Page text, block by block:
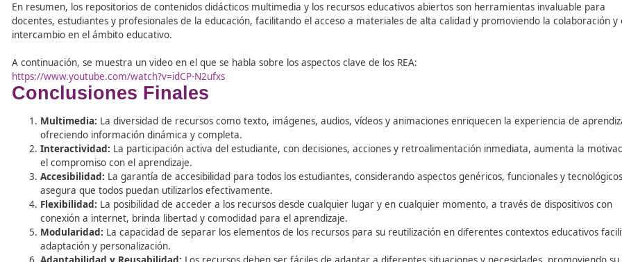
Scholarpedia
Enciclopedia en línea asociada a revistas académicas de acceso abierto.
Academia.edu
Red social académica que permite compartir artículos, experiencias y abrir debates entre
de Cervantes
Biblioteca digital que ofrece acceso a una amplia gama de obras literarias, históricas y
Los repositorios de contenidos didácticos multimedia son plataformas esenciales para acceder a recursos
repositorios, tanto públicos como privados, albergan una amplia variedad de materiales digitales, incluyendo objetos
reutilizables y recursos educativos abiertos (REA).
Los REA, en particular, son recursos de enseñanza y aprendizaje de acceso libre y gratuito disponibles en Internet
diferentes niveles educativos. Pueden ser textos, audiovisuales, simulaciones, cuestionarios, entre otros, y cubren
y especialidades.
Para garantizar la calidad y utilidad de estos recursos, es fundamental que los repositorios implementen
evaluación por parte de los usuarios, la revisión por pares, la inclusión de metadatos, la facilitación de la búsqueda
el soporte multilingüe, entre otros.